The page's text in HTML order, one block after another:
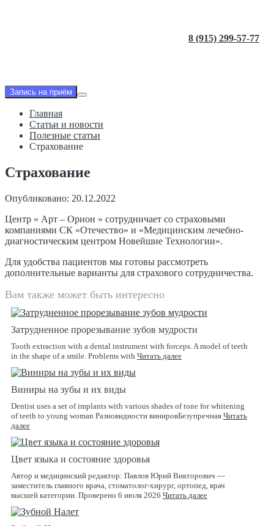
8 (915) 299-57-77
Запись на приём
Главная
Статьи и новости
Полезные статьи
Страхование
Страхование
Опубликовано: 20.12.2022
Центр « Арт – Орион » сотрудничает со страховыми
компаниями СК «Отечество» и «Медицинским лечебно-
диагностическим центром Новейшие Технологии».
Для удобства пациентов мы готовы рассмотреть
дополнительные варианты для страхового сотрудничества.
Вам также может быть интересно
Затрудненное прорезывание зубов мудрости
Tooth extraction with a dental instrument with forceps. A model of teeth
in the shape of a smile. Problems with Читать далее
Виниры на зубы и их виды
Dentist uses a set of implants with various shades of tone for whitening
of teeth to young woman Разновидности винировБезупречная Читать
далее
Цвет языка и состояние здоровья
Автор и медицинский редактор: Павлов Юрий Викторович —
заместитель главного врача, стоматолог-хирург, ортопед, врач
высшей категории. Проверено 6 июля 2026 Читать далее